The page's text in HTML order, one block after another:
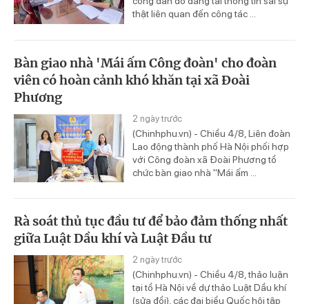
thật liên quan đến công tác ...
Bàn giao nhà 'Mái ấm Công đoàn' cho đoàn
viên có hoàn cảnh khó khăn tại xã Đoài
Phương
2 ngày trước
(Chinhphu.vn) - Chiều 4/8, Liên đoàn
Lao động thành phố Hà Nội phối hợp
với Công đoàn xã Đoài Phương tổ
chức bàn giao nhà "Mái ấm ...
Rà soát thủ tục đầu tư để bảo đảm thống nhất
giữa Luật Dầu khí và Luật Đầu tư
2 ngày trước
(Chinhphu.vn) - Chiều 4/8, thảo luận
tại tổ Hà Nội về dự thảo Luật Dầu khí
(sửa đổi), các đại biểu Quốc hội tập